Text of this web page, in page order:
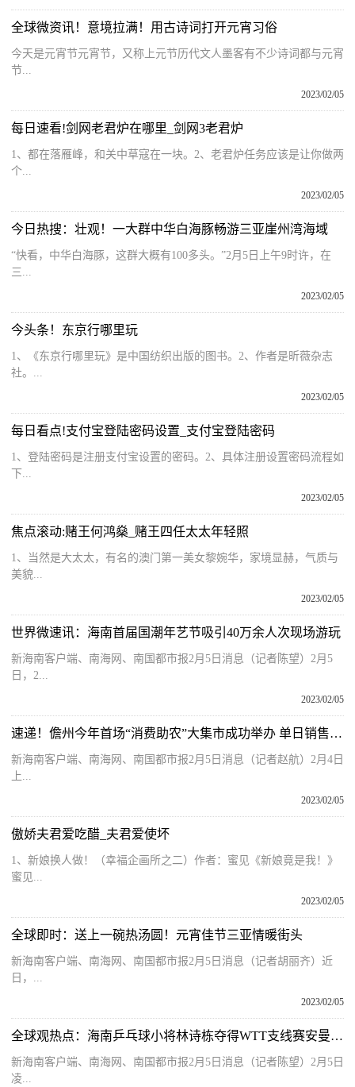
全球微资讯！意境拉满！用古诗词打开元宵习俗
今天是元宵节元宵节，又称上元节历代文人墨客有不少诗词都与元宵
节...
2023/02/05
每日速看!剑网老君炉在哪里_剑网3老君炉
1、都在落雁峰，和关中草寇在一块。2、老君炉任务应该是让你做两
个...
2023/02/05
今日热搜：壮观！一大群中华白海豚畅游三亚崖州湾海域
“快看，中华白海豚，这群大概有100多头。”2月5日上午9时许，在
三...
2023/02/05
今头条！东京行哪里玩
1、《东京行哪里玩》是中国纺织出版的图书。2、作者是昕薇杂志
社。...
2023/02/05
每日看点!支付宝登陆密码设置_支付宝登陆密码
1、登陆密码是注册支付宝设置的密码。2、具体注册设置密码流程如
下...
2023/02/05
焦点滚动:赌王何鸿燊_赌王四任太太年轻照
1、当然是大太太，有名的澳门第一美女黎婉华，家境显赫，气质与
美貌...
2023/02/05
世界微速讯：海南首届国潮年艺节吸引40万余人次现场游玩
新海南客户端、南海网、南国都市报2月5日消息（记者陈望）2月5
日，2...
2023/02/05
速递！儋州今年首场“消费助农”大集市成功举办 单日销售额达21.68万元
新海南客户端、南海网、南国都市报2月5日消息（记者赵航）2月4日
上...
2023/02/05
傲娇夫君爱吃醋_夫君爱使坏
1、新娘换人做！（幸福企画所之二）作者：蜜见《新娘竟是我！》
蜜见...
2023/02/05
全球即时：送上一碗热汤圆！元宵佳节三亚情暖街头
新海南客户端、南海网、南国都市报2月5日消息（记者胡丽齐）近
日，...
2023/02/05
全球观热点：海南乒乓球小将林诗栋夺得WTT支线赛安曼站2金1银
新海南客户端、南海网、南国都市报2月5日消息（记者陈望）2月5日
凌...